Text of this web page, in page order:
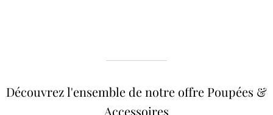
Découvrez l'ensemble de notre offre Poupées &
Accessoires